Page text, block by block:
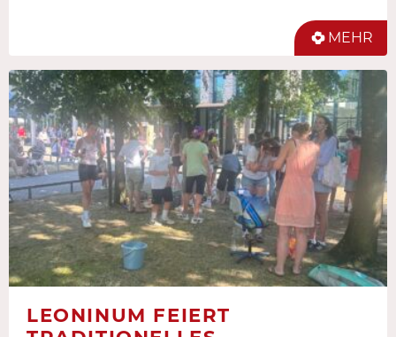
MEHR
LEONINUM FEIERT